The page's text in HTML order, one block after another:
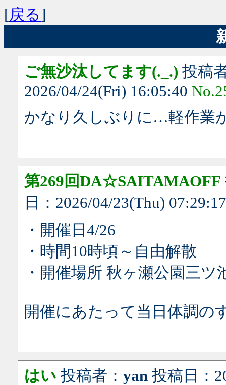
[戻る]
ご無沙汰してます(._.) 投稿
2026/04/24(Fri) 16:05:40
かなり久しぶりに…軽作業
第269回DA☆SAITAMAOFF
日：2026/04/23(Thu)
・開催日4/26
・時間10時頃～自由解散
・開催場所 秋ヶ瀬公園三ツ
開催にあたって当日体調の
はい 投稿者：yan 投稿日：